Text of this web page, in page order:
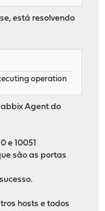
está resolvendo
operation
Agent do
e 10051
são as portas
hosts e todos